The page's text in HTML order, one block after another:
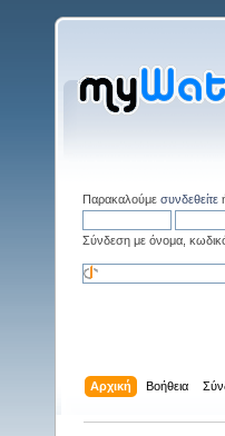
Παρακαλούμε συνδεθείτε
Σύνδεση με όνομα,
Αρχική Βοήθεια